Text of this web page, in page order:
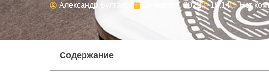
Александр Булгаков 19 января, 2022 19:14 Нет
Содержание